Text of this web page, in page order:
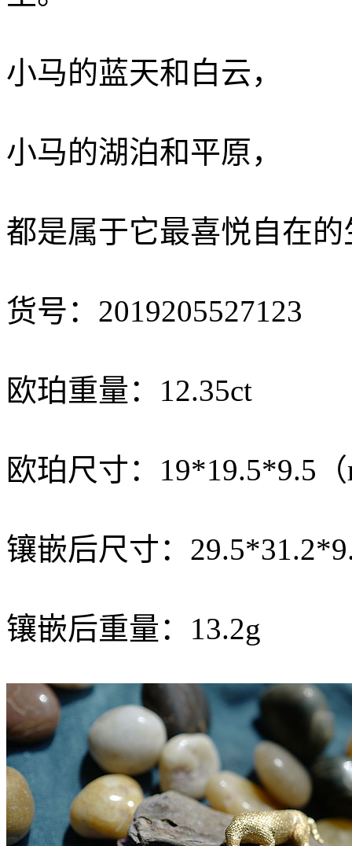
小马的蓝天和白云，
小马的湖泊和平原，
都是属于它最喜悦自在的
货号：2019205527123
欧珀重量：12.35ct
欧珀尺寸：19*19.5*9.5
镶嵌后尺寸：
镶嵌后重量：13.2g